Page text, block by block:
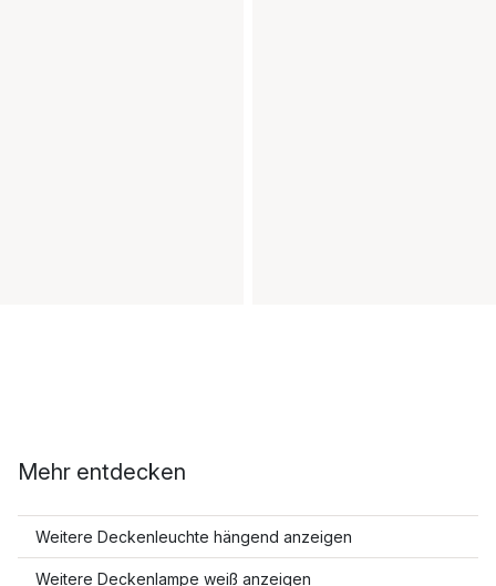
Mehr entdecken
Weitere Deckenleuchte hängend anzeigen
Weitere Deckenlampe weiß anzeigen